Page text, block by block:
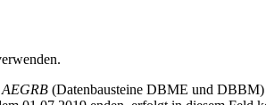
AEGRB (Datenbausteine DBME und DBBM)